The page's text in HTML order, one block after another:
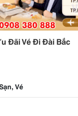
Đãi Vé Đi Đài Bắc
Vé